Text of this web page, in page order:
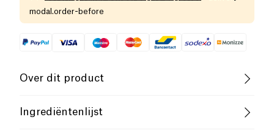
modal.order-before
Over dit product
Biologisch
Ingrediëntenlijst